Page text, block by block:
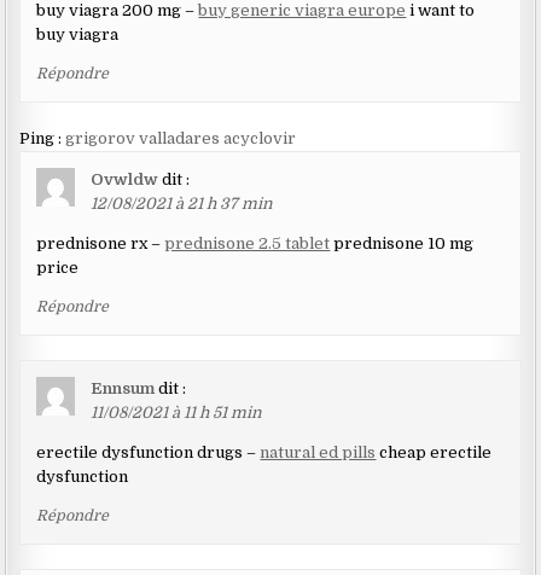
buy viagra 200 mg –buy generic viagra europe i want to
buy viagra
Répondre
Ping :grigorov valladares acyclovir
Ovwldw dit :
12/08/2021 à 21 h 37 min
prednisone rx –prednisone 2.5 tablet prednisone 10 mg
price
Répondre
Ennsum dit :
11/08/2021 à 11 h 51 min
erectile dysfunction drugs – natural ed pills cheap erectile
dysfunction
Répondre